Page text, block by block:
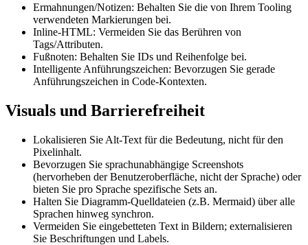
Ermahnungen/Notizen: Behalten Sie die von Ihrem Tooling
verwendeten Markierungen bei.
Inline-HTML: Vermeiden Sie das Berühren von
Tags/Attributen.
Fußnoten: Behalten Sie IDs und Reihenfolge bei.
Intelligente Anführungszeichen: Bevorzugen Sie gerade
Anführungszeichen in Code-Kontexten.
Visuals und Barrierefreiheit
Lokalisieren Sie Alt-Text für die Bedeutung, nicht für den
Pixelinhalt.
Bevorzugen Sie sprachunabhängige Screenshots
(hervorheben der Benutzeroberfläche, nicht der Sprache) oder
bieten Sie pro Sprache spezifische Sets an.
Halten Sie Diagramm-Quelldateien (z.B. Mermaid) über alle
Sprachen hinweg synchron.
Vermeiden Sie eingebetteten Text in Bildern; externalisieren
Sie Beschriftungen und Labels.